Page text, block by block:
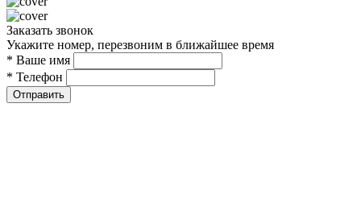
Заказать звонок
Укажите номер, перезвоним в ближайшее время
* Ваше имя
* Телефон
Отправить